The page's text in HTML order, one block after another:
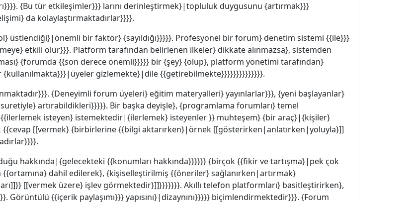
{Bu tür etkileşimler}}} larını derinleştirmek}|topluluk duygusunu {artırmak}}}
da kolaylaştırmaktadırlar}}}}.
üstlendiği}|önemli bir faktör} {sayıldığı}}}}}. Profesyonel bir forum} denetim sistemi {{ile}}}
etkili olur}}}. Platform tarafından belirlenen ilkeler} dikkate alınmazsa}, sistemden
{forumda {{son derece önemli}}}}} bir {şey} {olup}, platform yönetimi tarafından}
gizlemekte}|dile {{getirebilmekte}}}}}}}}}}}}}}.
{Deneyimli forum üyeleri} eğitim materyalleri} yayınlarlar}}}, {yeni başlayanlar}
artırabildikleri}}}}}. Bir başka deyişle}, {programlama forumları} temel
{{ilerlemek isteyen} istemektedir|{ilerlemek} isteyenler }} muhteşem} {bir araç}|{kişiler}
[[vermek} {birbirlerine {{bilgi aktarırken}|örnek [[gösterirken|anlatırken|yoluyla}]]
hakkında|{gelecekteki {{konumları hakkında}}}}}} {birçok {{fikir ve tartışma}|pek çok
dahil edilerek}, {kişiselleştirilmiş {{öneriler} sağlanırken|artırmak}
[[vermek üzere} işlev görmektedir}]]}}}}}}}. Akıllı telefon platformları} basitleştirirken},
Görüntülü {{içerik paylaşımı}}} yapısını}|dizaynını}}}}} biçimlendirmektedir}}}. {Forum